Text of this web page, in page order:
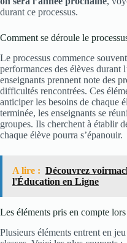
durant ce processus.
Comment se déroule le
Le processus commence
performances des élèves durant
enseignants prennent note des
difficultés rencontrées. Ces
anticiper les besoins de chaque
terminée, les enseignants se
groupes. Ils cherchent à établir
chaque élève pourra s’épanouir.
A lire : Découvrez
l'Éducation en Ligne
Les éléments pris en compte
Plusieurs éléments entrent en